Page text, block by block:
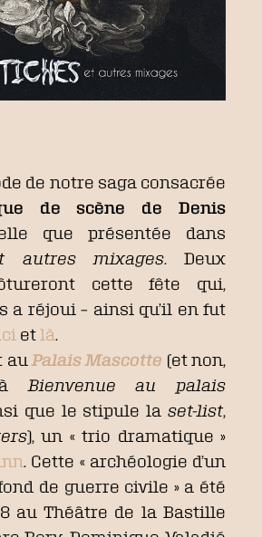
de notre saga consacrée
de scène de Denis
que présentée dans
autres mixages. Deux
cette fête qui,
a réjoui – ainsi qu’il en fut
et là.
au Palais Mascotte (et non,
à Bienvenue au palais
que le stipule la set-list,
), un « trio dramatique »
. Cette « archéologie d’un
de guerre civile » a été
au Théâtre de la Bastille